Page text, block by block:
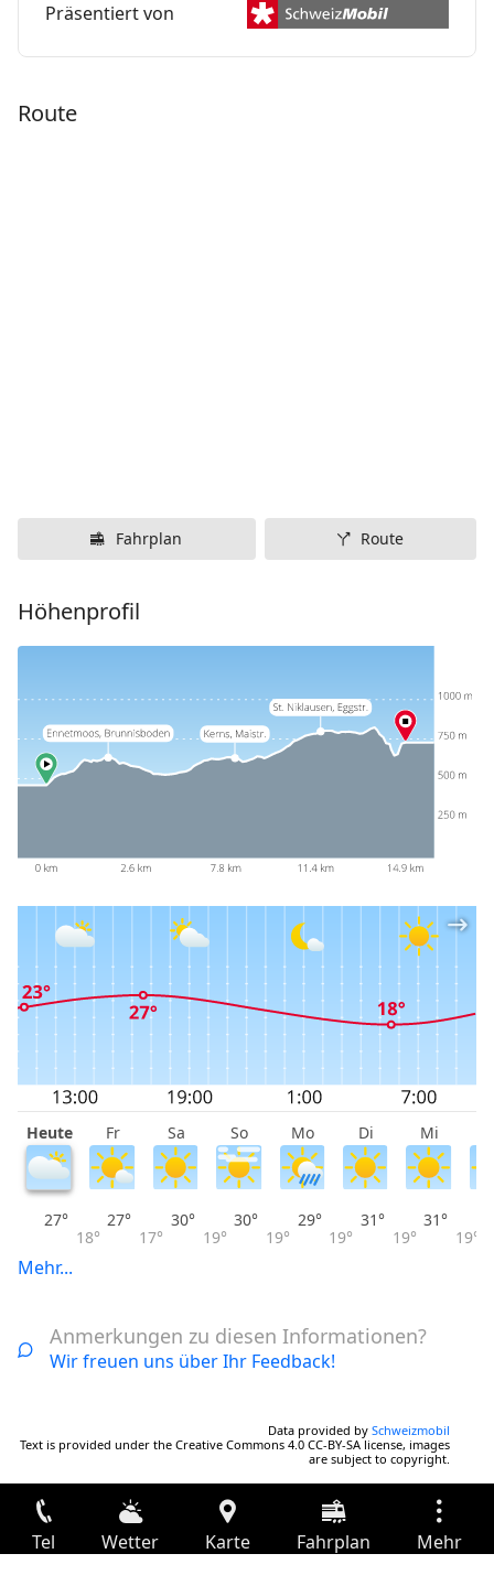
Präsentiert von
Route
Fahrplan Route
Höhenprofil
Heute Fr Sa So Mo Di Mi
27°
18°
27°
17°
30°
19°
30°
19°
29°
19°
31°
19°
31°
19°
Mehr...
Anmerkungen zu diesen Informationen?
Wir freuen uns über Ihr Feedback!
Data provided by Schweizmobil
Text is provided under the Creative Commons 4.0 CC-BY-SA license, images
are subject to copyright.
Tel Wetter Karte Fahrplan Mehr